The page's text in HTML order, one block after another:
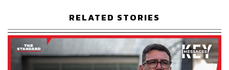
RELATED STORIES